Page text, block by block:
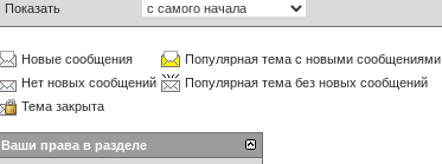
Показать
Новые сообщения
Популярная тема с новыми сообщениями
Нет новых сообщений
Популярная тема без новых сообщений
Тема закрыта
Ваши права в разделе